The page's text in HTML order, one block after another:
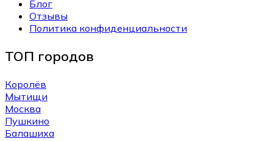
Блог
Отзывы
Политика конфиденциальности
ТОП городов
Королёв
Мытищи
Москва
Пушкино
Балашиха